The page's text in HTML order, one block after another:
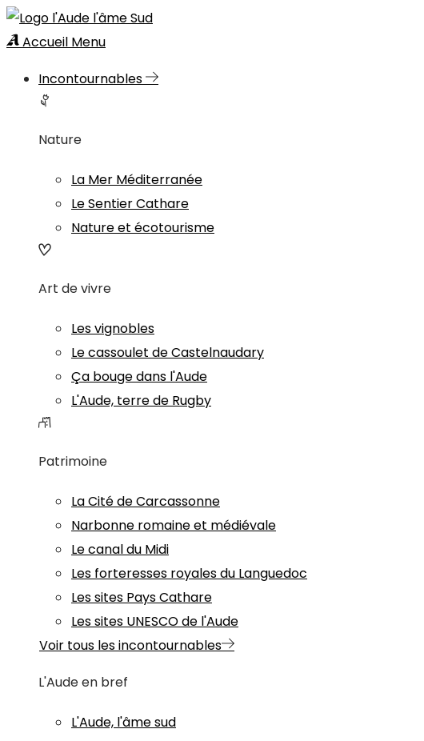
Accueil Menu
Incontournables
Nature
La Mer Méditerranée
Le Sentier Cathare
Nature et écotourisme
Art de vivre
Les vignobles
Le cassoulet de Castelnaudary
Ça bouge dans l'Aude
L'Aude, terre de Rugby
Patrimoine
La Cité de Carcassonne
Narbonne romaine et médiévale
Le canal du Midi
Les forteresses royales du Languedoc
Les sites Pays Cathare
Les sites UNESCO de l'Aude
Voir tous les incontournables
L'Aude en bref
L'Aude, l'âme sud